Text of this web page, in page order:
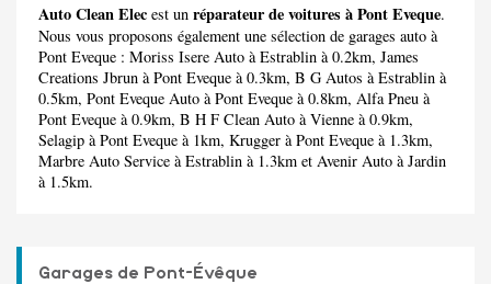
Auto Clean Elec est un réparateur de voitures à Pont Eveque.
Nous vous proposons également une sélection de garages auto à
Pont Eveque : Moriss Isere Auto à Estrablin à 0.2km, James
Creations Jbrun à Pont Eveque à 0.3km, B G Autos à Estrablin à
0.5km, Pont Eveque Auto à Pont Eveque à 0.8km, Alfa Pneu à
Pont Eveque à 0.9km, B H F Clean Auto à Vienne à 0.9km,
Selagip à Pont Eveque à 1km, Krugger à Pont Eveque à 1.3km,
Marbre Auto Service à Estrablin à 1.3km et Avenir Auto à Jardin
à 1.5km.
Garages de Pont-Évêque